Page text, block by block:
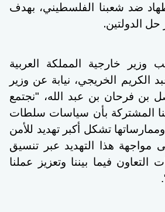
ضد شعبنا الفلسطيني، بهدف
حل الدولتين.
وزير خارجية المملكة العربية
الكريم الخريجي، نيابة عن وزير
بن فرحان بن عبد الله، "نجتمع
المشتركة بأن سياسات سلطات
وممارساتها تشكل أكبر تهديد للأمن
مواجهة هذا التهديد عبر تنسيق
التعاون فيما بيننا وتعزيز عملنا